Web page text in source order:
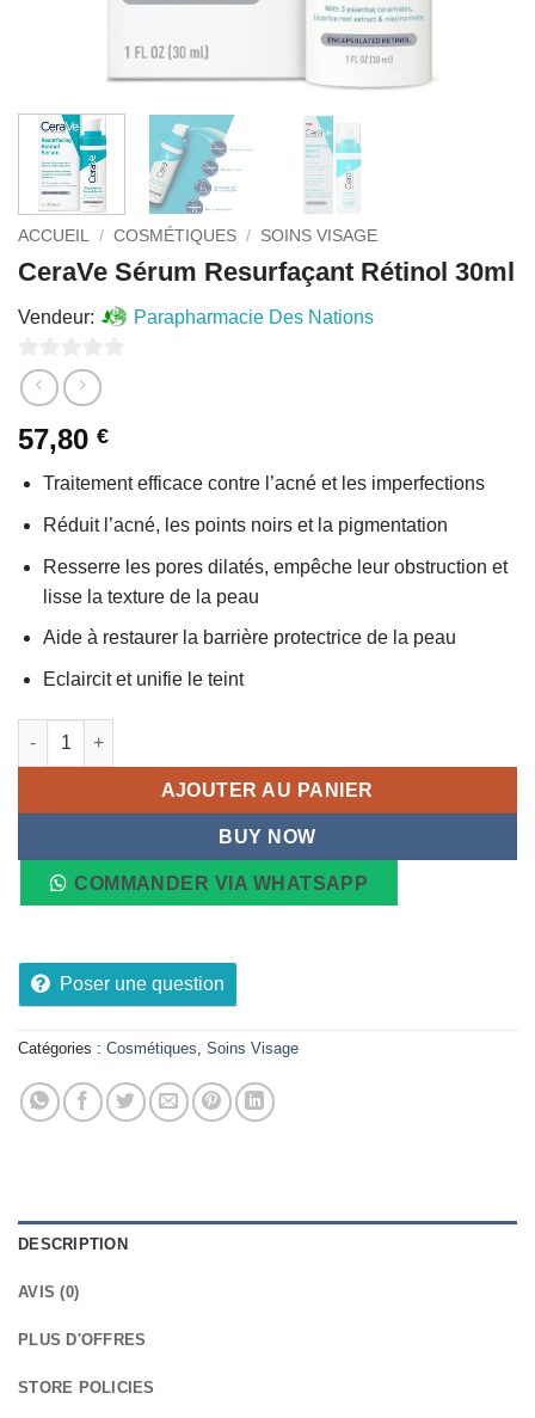
ACCUEIL / COSMÉTIQUES / SOINS VISAGE
CeraVe Sérum Resurfaçant Rétinol 30ml
Vendeur: Parapharmacie Des Nations
0
sur
5
57,80 €
Traitement efficace contre l’acné et les imperfections
Réduit l’acné, les points noirs et la pigmentation
Resserre les pores dilatés, empêche leur obstruction et
lisse la texture de la peau
Aide à restaurer la barrière protectrice de la peau
Eclaircit et unifie le teint
quantité de CeraVe Sérum Resurfaçant Rétinol 30ml
AJOUTER AU PANIER
BUY NOW
COMMANDER VIA WHATSAPP
Poser une question
Catégories : Cosmétiques Soins Visage
DESCRIPTION
AVIS (0)
PLUS D'OFFRES
STORE POLICIES